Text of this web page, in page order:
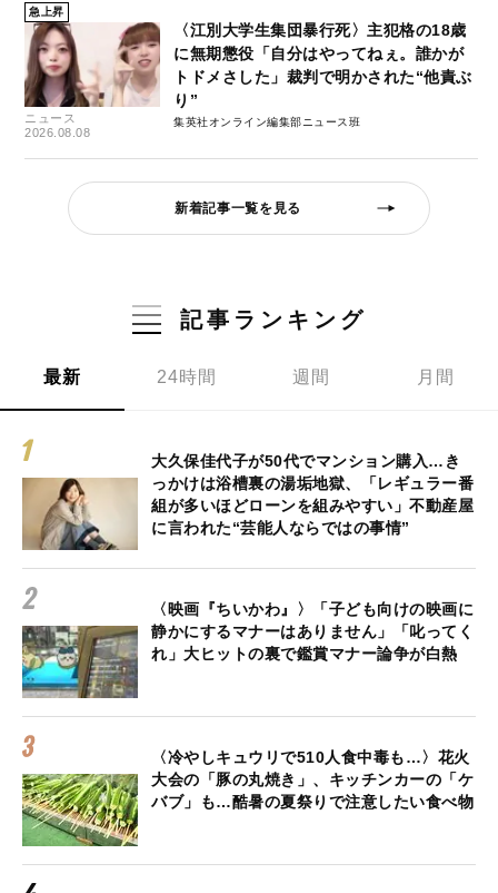
急上昇
ニュース
2026.08.08
〈江別大学生集団暴行死〉主犯格の18歳
に無期懲役「自分はやってねぇ。誰かが
トドメさした」裁判で明かされた“他責ぶ
り”
集英社オンライン編集部ニュース班
新着記事一覧を見る
記事ランキング
最新 24時間 週間 月間
大久保佳代子が50代でマンション購入…き
っかけは浴槽裏の湯垢地獄、「レギュラー番
組が多いほどローンを組みやすい」不動産屋
に言われた“芸能人ならではの事情”
〈映画『ちいかわ』〉「子ども向けの映画に
静かにするマナーはありません」「叱ってく
れ」大ヒットの裏で鑑賞マナー論争が白熱
〈冷やしキュウリで510人食中毒も…〉花火
大会の「豚の丸焼き」、キッチンカーの「ケ
バブ」も…酷暑の夏祭りで注意したい食べ物